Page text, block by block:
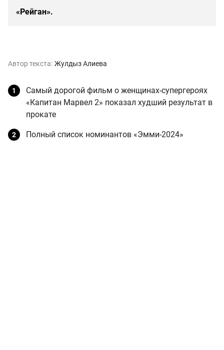
«Рейган».
Автор текста: Жулдыз Алиева
Самый дорогой фильм о женщинах-супергероях
«Капитан Марвел 2» показал худший результат в
прокате
Полный список номинантов «Эмми-2024»